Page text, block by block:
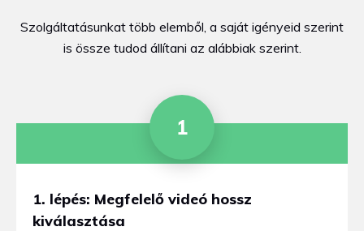
Szolgáltatásunkat több elemből, a saját igényeid szerint
is össze tudod állítani az alábbiak szerint.
1
1. lépés: Megfelelő videó hossz
kiválasztása